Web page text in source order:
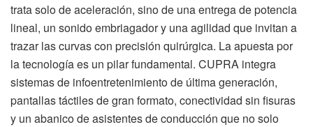
trata solo de aceleración, sino de una entrega de potencia
lineal, un sonido embriagador y una agilidad que invitan a
trazar las curvas con precisión quirúrgica. La apuesta por
la tecnología es un pilar fundamental. CUPRA integra
sistemas de infoentretenimiento de última generación,
pantallas táctiles de gran formato, conectividad sin fisuras
y un abanico de asistentes de conducción que no solo